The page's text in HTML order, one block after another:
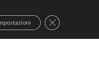
Close GDPR